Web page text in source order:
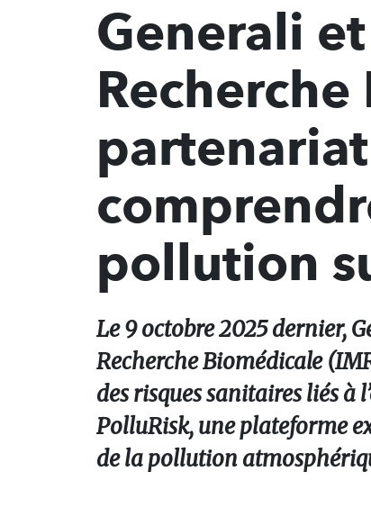
Generali
pollution
Le 9 octobre 2025 dernier,
Recherche Biomédicale
des risques sanitaires liés
PolluRisk, une plateforme
de la pollution